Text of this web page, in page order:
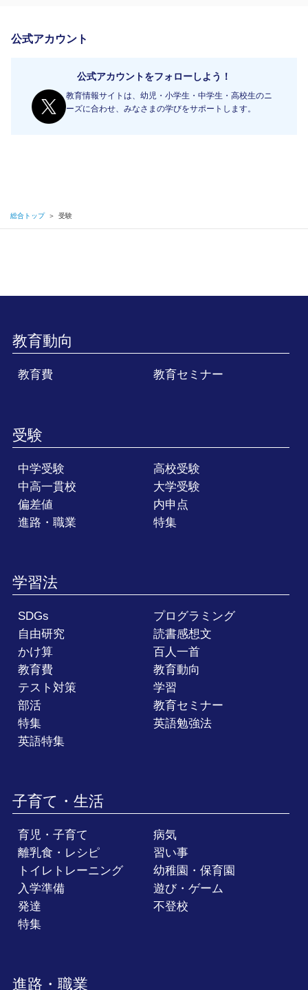
公式アカウント
公式アカウントをフォローしよう！
教育情報サイトは、幼児・小学生・中学生・高校生のニ
ーズに合わせ、みなさまの学びをサポートします。
総合トップ ＞ 受験
教育動向
教育費 教育セミナー
受験
中学受験
高校受験
中高一貫校
大学受験
偏差値
内申点
進路・職業
特集
学習法
SDGs
プログラミング
自由研究
読書感想文
かけ算
百人一首
教育費
教育動向
テスト対策
学習
部活
教育セミナー
特集
英語勉強法
英語特集
子育て・生活
育児・子育て
病気
離乳食・レシピ
習い事
トイレトレーニング
幼稚園・保育園
入学準備
遊び・ゲーム
発達
不登校
特集
進路・職業